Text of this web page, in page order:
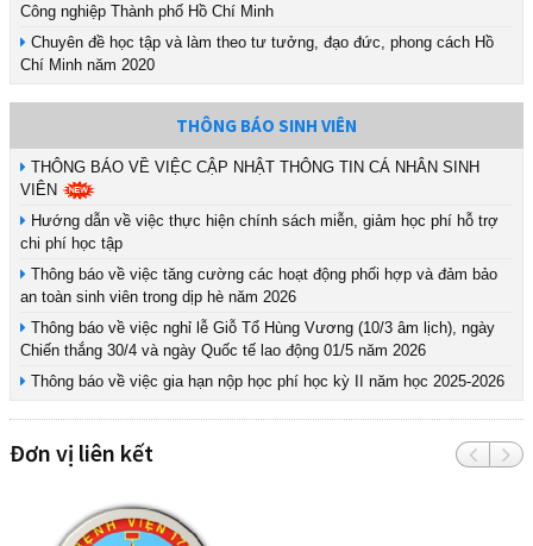
Công nghiệp Thành phố Hồ Chí Minh
Chuyên đề học tập và làm theo tư tưởng, đạo đức, phong cách Hồ
Chí Minh năm 2020
THÔNG BÁO SINH VIÊN
THÔNG BÁO VỀ VIỆC CẬP NHẬT THÔNG TIN CÁ NHÂN SINH
VIÊN
Hướng dẫn về việc thực hiện chính sách miễn, giảm học phí hỗ trợ
chi phí học tập
Thông báo về việc tăng cường các hoạt động phối hợp và đảm bảo
an toàn sinh viên trong dịp hè năm 2026
Thông báo về việc nghỉ lễ Giỗ Tổ Hùng Vương (10/3 âm lịch), ngày
Chiến thắng 30/4 và ngày Quốc tế lao động 01/5 năm 2026
Thông báo về việc gia hạn nộp học phí học kỳ II năm học 2025-2026
Đơn vị liên kết